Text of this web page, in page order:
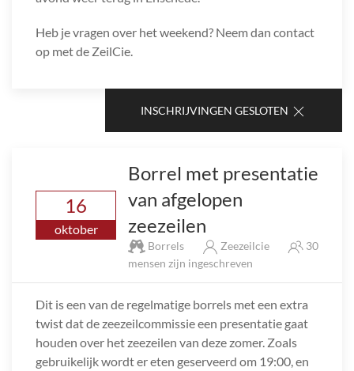
Heb je vragen over het weekend? Neem dan contact
op met de ZeilCie.
INSCHRIJVINGEN GESLOTEN
16
oktober
Borrel met presentatie
van afgelopen
zeezeilen
Borrels Zeezeilcie
30
mensen zijn ingeschreven
Dit is een van de regelmatige borrels met een extra
twist dat de zeezeilcommissie een presentatie gaat
houden over het zeezeilen van deze zomer. Zoals
gebruikelijk wordt er eten geserveerd om 19:00, en